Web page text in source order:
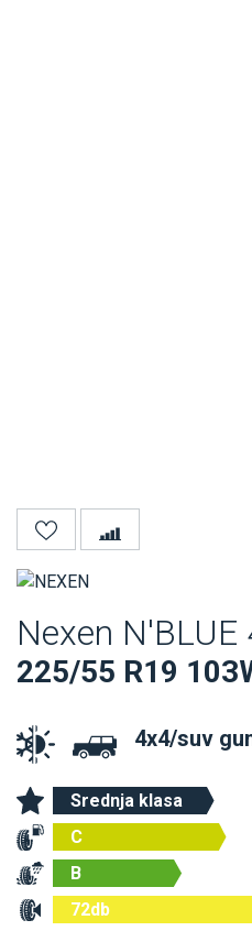
Nexen N'BLUE
225/55 R19
4x4/suv
Srednja klasa
C
B
72db